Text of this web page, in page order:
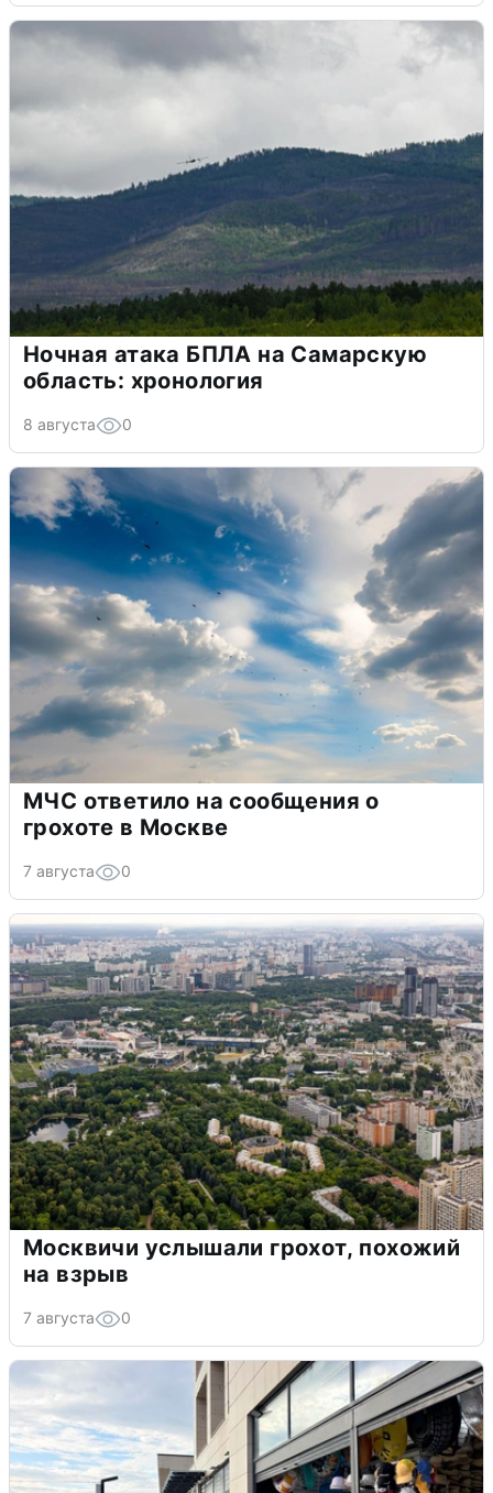
Ночная атака БПЛА на Самарскую
область: хронология
8 августа 0
МЧС ответило на сообщения о
грохоте в Москве
7 августа 0
Москвичи услышали грохот, похожий
на взрыв
7 августа 0